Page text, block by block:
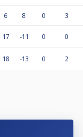
6 8 0 3
17 -11 0 0
18 -13 0 2